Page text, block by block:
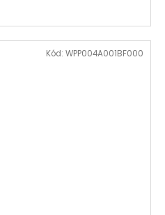
Kód: WPP004A001BF000